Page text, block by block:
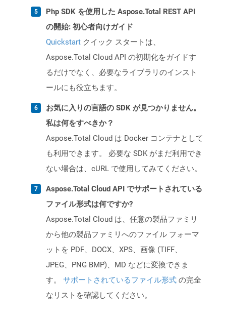
Php SDK を使用した Aspose.Total REST API
の開始: 初心者向けガイド
Quickstart クイック スタートは、
Aspose.Total Cloud API の初期化をガイドす
るだけでなく、必要なライブラリのインスト
ールにも役立ちます。
お気に入りの言語の SDK が見つかりません。
私は何をすべきか？
Aspose.Total Cloud は Docker コンテナとして
も利用できます。 必要な SDK がまだ利用でき
ない場合は、cURL で使用してみてください。
Aspose.Total Cloud API でサポートされている
ファイル形式は何ですか?
Aspose.Total Cloud は、任意の製品ファミリ
から他の製品ファミリへのファイル フォーマ
ットを PDF、DOCX、XPS、画像 (TIFF、
JPEG、PNG BMP)、MD などに変換できま
す。 サポートされているファイル形式 の完全
なリストを確認してください。